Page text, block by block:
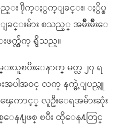
လည္း ႐ိုက္ႏွက္ျခင္း၊ ႏွိပ္စ
ခင္းမ်ား စသည့္ အမ်ိဳးမ်ိဳးေ
က္လွ်က္ ရွိသည္။
းယူၿပီးေနာက္ မတ္လ ၂၇ ရ
ပါအဝင္ လက္ နက္မဲ့ျပည္သူ
မႈေၾကာင့္ လူဦးေရအမ်ားဆုံး
ျဖစ္ ၿပီး ထိုေန႔တြင္